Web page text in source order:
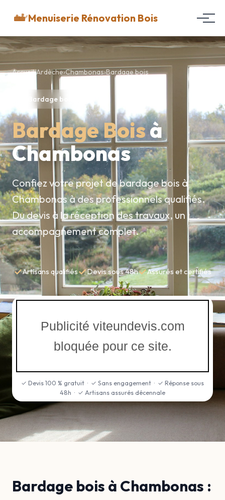
Menuiserie Rénovation Bois
Accueil›Ardèche›Chambonas›Bardage bois
Bardage bois
Bardage Boisà
Chambonas
Confiez votre projet de bardage bois à
Chambonas à des professionnels qualifiés.
Du devis à la réception des travaux, un
accompagnement complet.
✓Artisans qualifiés✓Devis sous 48h✓Assurés et certifiés
Publicité viteundevis.com
bloquée pour ce site.
✓ Devis 100 % gratuit · ✓ Sans engagement · ✓ Réponse sous
48h · ✓ Artisans assurés décennale
Bardage bois à Chambonas :